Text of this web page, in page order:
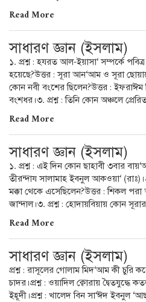
Read More
সাধারণ জ্ঞান (ইসলাম)
১. প্রশ্ন : হযরত আল-ইয়াসা‘ সম্পর্কে
হয়েছে?উত্তর : সূরা আন‘আম ও সূরা
কোন নবী বংশের ছিলেন?উত্তর :
বংশধর।৩. প্রশ্ন : তিনি কোন অঞ্চলে
Read More
সাধারণ জ্ঞান (ইসলাম)
১. প্রশ্ন : এই দিন কোন ছাহাবী ৩বার
তীরন্দায সালামাহ ইবনুল আকওয়া‘
মক্কা থেকে এসেছিলেন?উত্তর : শিকল
জান্দাল।৩. প্রশ্ন : হোদায়বিয়ায় কোন
Read More
সাধারণ জ্ঞান (ইসলাম)
প্রশ্ন : রাসূলের গোলাম মিদ‘আম কী চুরি
চাদর।প্রশ্ন : ওয়াদিল ক্বোরায়
ইহূদী।প্রশ্ন : খালেদ বিন সা‘ঈদ ইবনুল